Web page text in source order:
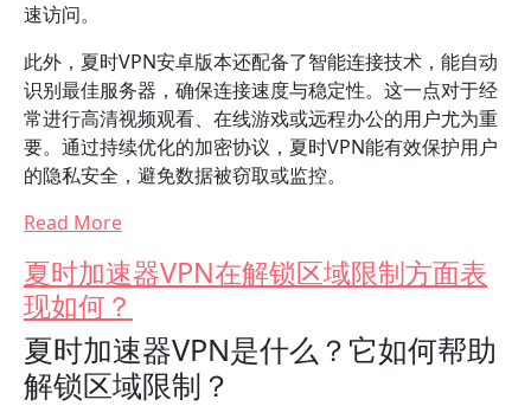
速访问。
此外，夏时VPN安卓版本还配备了智能连接技术，能自动
识别最佳服务器，确保连接速度与稳定性。这一点对于经
常进行高清视频观看、在线游戏或远程办公的用户尤为重
要。通过持续优化的加密协议，夏时VPN能有效保护用户
的隐私安全，避免数据被窃取或监控。
Read More
夏时加速器VPN在解锁区域限制方面表
现如何？
夏时加速器VPN是什么？它如何帮助
解锁区域限制？